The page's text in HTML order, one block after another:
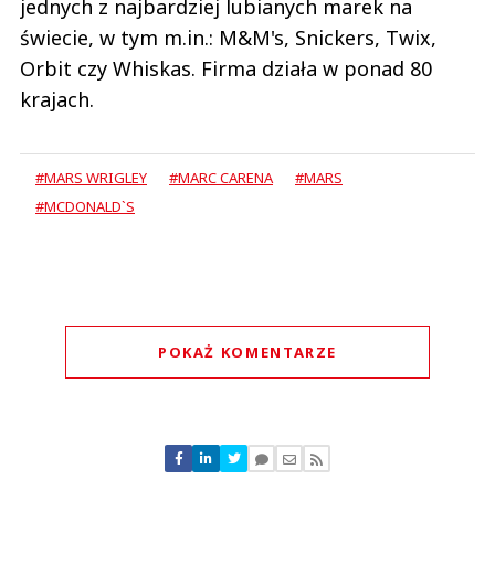
jednych z najbardziej lubianych marek na
świecie, w tym m.in.: M&M's, Snickers, Twix,
Orbit czy Whiskas. Firma działa w ponad 80
krajach.
#MARS WRIGLEY #MARC CARENA
#MARS
#MCDONALD`S
POKAŻ KOMENTARZE
Nie znaleziono komentarzy
Zostaw swoje komentarze